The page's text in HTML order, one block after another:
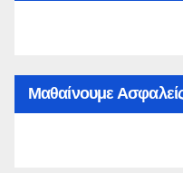
Μαθαίνουμε